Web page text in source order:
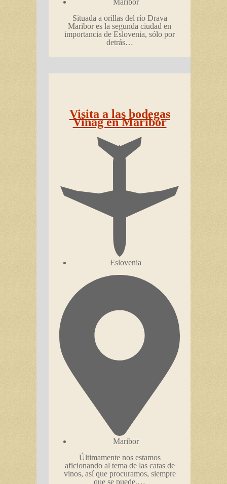
Situada a orillas del río Drava
Maribor es la segunda ciudad en
importancia de Eslovenia, sólo por
detrás…
Visita a las bodegas
Vinag en Maribor
Eslovenia
Maribor
Últimamente nos estamos
aficionando al tema de las catas de
vinos, así que procuramos, siempre
que se puede,…